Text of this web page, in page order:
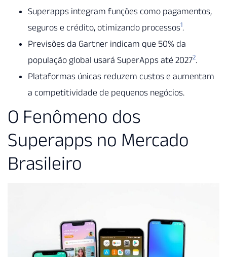
Superapps integram funções como pagamentos,
seguros e crédito, otimizando processos1.
Previsões da Gartner indicam que 50% da
população global usará SuperApps até 20272.
Plataformas únicas reduzem custos e aumentam
a competitividade de pequenos negócios.
O Fenômeno dos
Superapps no Mercado
Brasileiro